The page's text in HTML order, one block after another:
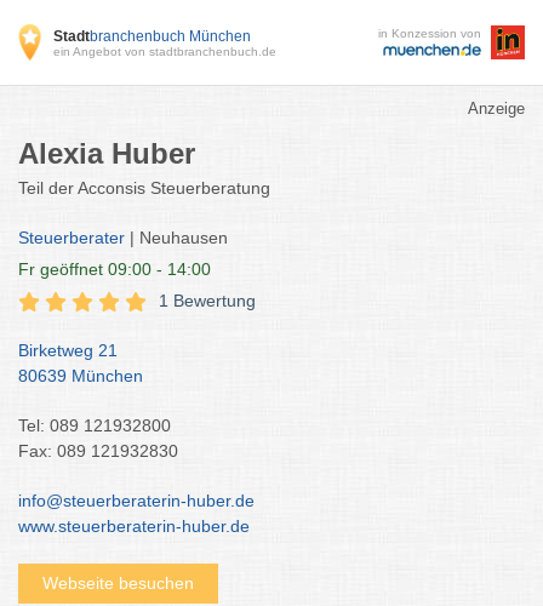
Stadtbranchenbuch München
ein Angebot von stadtbranchenbuch.de
in Konzession von
Anzeige
Alexia Huber
Teil der Acconsis Steuerberatung
Steuerberater | Neuhausen
Fr geöffnet 09:00 - 14:00
1 Bewertung
Birketweg 21
80639 München
Tel: 089 121932800
Fax: 089 121932830
info@steuerberaterin-huber.de
www.steuerberaterin-huber.de
Webseite besuchen